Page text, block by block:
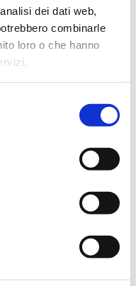
dei dati web,
combinarle
loro o che hanno